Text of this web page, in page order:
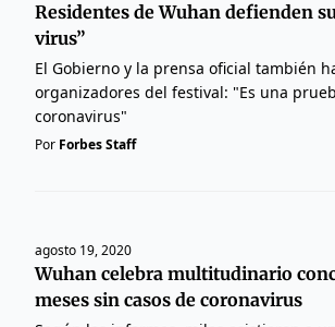
Residentes de Wuhan defienden
virus”
El Gobierno y la prensa oficial también
organizadores del festival: "Es una
coronavirus"
Por Forbes Staff
agosto 19, 2020
Wuhan celebra multitudinario
meses sin casos de coronavirus